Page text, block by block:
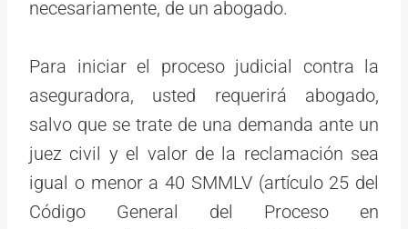
necesariamente, de un abogado.
Para iniciar el proceso judicial contra la
aseguradora, usted requerirá abogado,
salvo que se trate de una demanda ante un
juez civil y el valor de la reclamación sea
igual o menor a 40 SMMLV (artículo 25 del
Código General del Proceso en